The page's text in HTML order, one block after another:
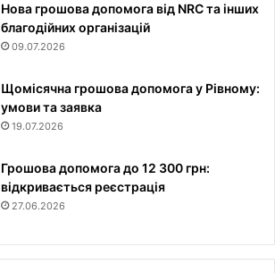
Нова грошова допомога від NRC та інших
благодійних організацій
09.07.2026
Щомісячна грошова допомога у Рівному:
умови та заявка
19.07.2026
Грошова допомога до 12 300 грн:
відкривається реєстрація
27.06.2026